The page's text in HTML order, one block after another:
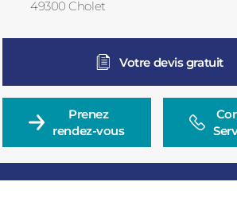
Consulter
49300 Cholet
Votre devis gratuit
Prenez
rendez-vous